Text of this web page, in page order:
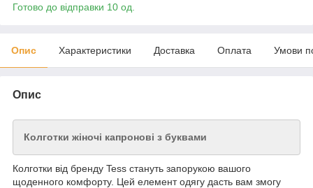
Готово до відправки 10 од.
Опис Характеристики Доставка Оплата Умови
Опис
Колготки жіночі капронові з буквами
Колготки від бренду Tess стануть запорукою вашого
щоденного комфорту. Цей елемент одягу дасть вам змогу